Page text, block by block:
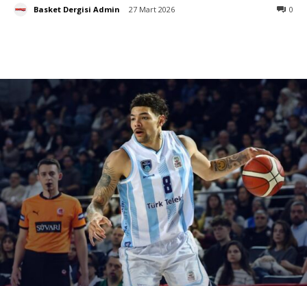
Basket Dergisi Admin 27 Mart 2026 0